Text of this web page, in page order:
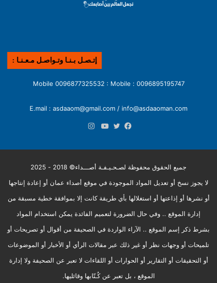
إتـصـل بـنـا وتـواصـل مـعـنـا :
0096895195747 : Mobile 0096877325532 : Mobile
E.mail : asdaaom@gmail.com / info@asdaaoman.com
جميع الحقوق محفوظة لصـحـيـفـة أصـــداء© 2018 - 2025
لا يجوز نسخ أو تعديل المواد الموجودة في موقع أصداء عمان أو إعادة إنتاجها
أو نشرها أو إذاعتها أو استغلالها بأي طريقة كانت إلا بموافقة خطية مسبقة من
إدارة الموقع .. وفي حال الضرورة لتعميم الفائدة يمكن استخدام المواد
بشرط ذكر إسم الموقع .. الآراء الواردة في الصحيفة من أقوال أو تصريحات أو
تلميحات أو وجهات نظر أو غير ذلك عبر مقالات الرأي أو الأخبار أو الموضوعات
أو التحقيقات أو التقارير أو الحوارات أو اللقاءات لا تعبر عن الصحيفة ولا إدارة
الموقع ، بل تعبر عن كُـتّابها وقائليها.